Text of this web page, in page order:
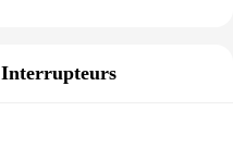
Interrupteurs